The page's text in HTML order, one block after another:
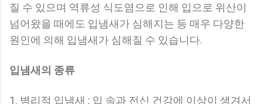
질 수 있으며 역류성 식도염으로 인해 입으로 위산이
넘어왔을 때에도 입냄새가 심해지는 등 매우 다양한
원인에 의해 입냄새가 심해질 수 있습니다.
입냄새의 종류
1. 병리적 입냄새 : 입 속과 전신 건강에 이상이 생겨서